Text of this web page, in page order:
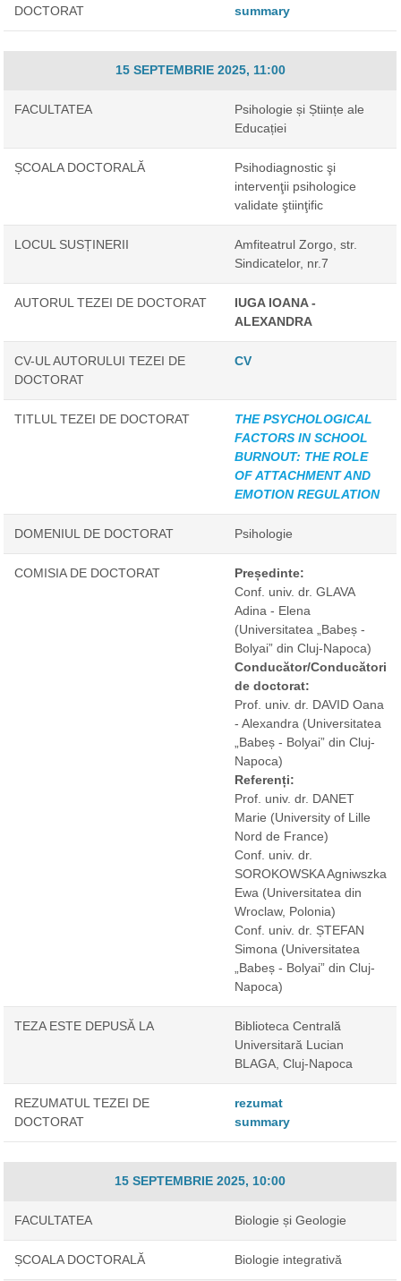
DOCTORAT
summary
15 SEPTEMBRIE 2025, 11:00
FACULTATEA
Psihologie și Științe ale
Educației
ȘCOALA DOCTORALĂ
Psihodiagnostic şi
intervenţii psihologice
validate ştiinţific
LOCUL SUSȚINERII
Amfiteatrul Zorgo, str.
Sindicatelor, nr.7
AUTORUL TEZEI DE DOCTORAT
IUGA IOANA -
ALEXANDRA
CV-UL AUTORULUI TEZEI DE
DOCTORAT
CV
TITLUL TEZEI DE DOCTORAT
THE PSYCHOLOGICAL
FACTORS IN SCHOOL
BURNOUT: THE ROLE
OF ATTACHMENT AND
EMOTION REGULATION
DOMENIUL DE DOCTORAT Psihologie
COMISIA DE DOCTORAT
Președinte:
Conf. univ. dr. GLAVA
Adina - Elena
(Universitatea „Babeș -
Bolyai” din Cluj-Napoca)
Conducător/Conducători
de doctorat:
Prof. univ. dr. DAVID Oana
- Alexandra (Universitatea
„Babeș - Bolyai” din Cluj-
Napoca)
Referenți:
Prof. univ. dr. DANET
Marie (University of Lille
Nord de France)
Conf. univ. dr.
SOROKOWSKA Agniwszka
Ewa (Universitatea din
Wroclaw, Polonia)
Conf. univ. dr. ȘTEFAN
Simona (Universitatea
„Babeș - Bolyai” din Cluj-
Napoca)
TEZA ESTE DEPUSĂ LA
Biblioteca Centrală
Universitară Lucian
BLAGA, Cluj-Napoca
REZUMATUL TEZEI DE
DOCTORAT
rezumat
summary
15 SEPTEMBRIE 2025, 10:00
FACULTATEA Biologie și Geologie
ȘCOALA DOCTORALĂ Biologie integrativă